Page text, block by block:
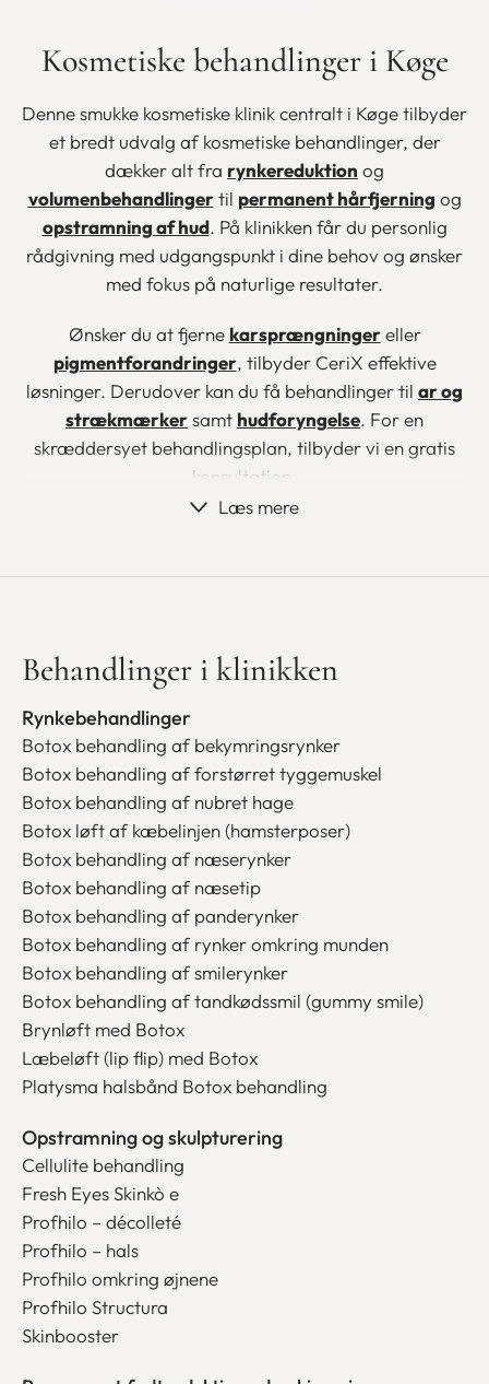
Kosmetiske behandlinger i Køge
Denne smukke kosmetiske klinik centralt i Køge tilbyder
et bredt udvalg af kosmetiske behandlinger, der
dækker alt fra rynkereduktion og
volumenbehandlingertil permanent hårfjerning og
opstramning af hud. På klinikken får du personlig
rådgivning med udgangspunkt i dine behov og ønsker
med fokus på naturlige resultater.
Ønsker du at fjerne karsprængningereller
pigmentforandringer, tilbyder CeriX effektive
løsninger. Derudover kan du få behandlinger til ar og
strækmærkersamt hudforyngelse. For en
skræddersyet behandlingsplan, tilbyder vi en gratis
konsultation.
Book tid i Køge
Læs mere
Behandlinger i klinikken
Rynkebehandlinger
Botox behandling af bekymringsrynker
Botox behandling af forstørret tyggemuskel
Botox behandling af nubret hage
Botox løft af kæbelinjen (hamsterposer)
Botox behandling af næserynker
Botox behandling af næsetip
Botox behandling af panderynker
Botox behandling af rynker omkring munden
Botox behandling af smilerynker
Botox behandling af tandkødssmil (gummy smile)
Brynløft med Botox
Læbeløft (lip flip) med Botox
Platysma halsbånd Botox behandling
Opstramning og skulpturering
Cellulite behandling
Fresh Eyes Skinkò e
Profhilo – décolleté
Profhilo – hals
Profhilo omkring øjnene
Profhilo Structura
Skinbooster